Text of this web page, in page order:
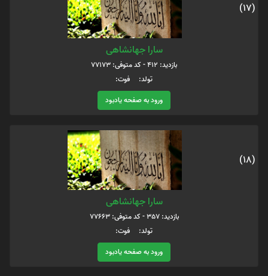
(17)
سارا جهانشاهی
بازدید: 412 - کد متوفی: 77173
تولد: فوت:
ورود به صفحه یادبود
(18)
سارا جهانشاهی
بازدید: 357 - کد متوفی: 77663
تولد: فوت:
ورود به صفحه یادبود